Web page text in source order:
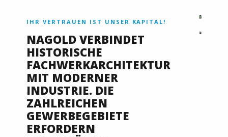
IHR VERTRAUEN IST UNSER KAPITAL!
NAGOLD VERBINDET
HISTORISCHE
FACHWERKARCHITEKTUR
MIT MODERNER
INDUSTRIE. DIE
ZAHLREICHEN
GEWERBEGEBIETE
ERFORDERN